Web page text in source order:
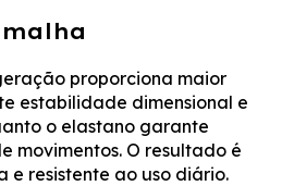
proporciona maior
estabilidade dimensional e
o elastano garante
movimentos. O resultado é
e resistente ao uso diário.